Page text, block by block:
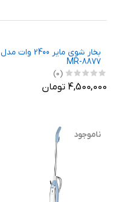
بخار شوی مایر 2400 وات مدل
MR-8877
(0)
4,500,000 تومان
ناموجود